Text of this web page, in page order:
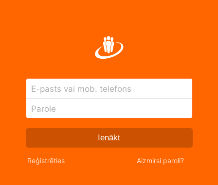
E-pasts vai mob. telefons
Parole
Ienākt
Reģistrēties Aizmirsi paroli?